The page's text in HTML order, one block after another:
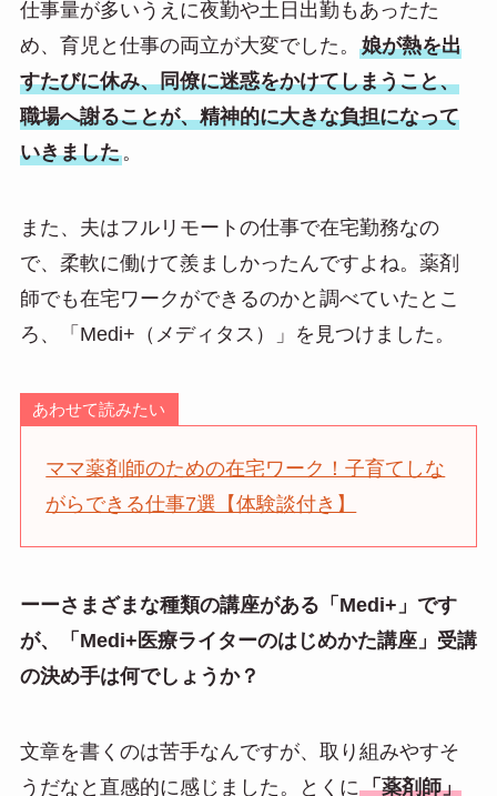
仕事量が多いうえに夜勤や土日出勤もあったた
め、育児と仕事の両立が大変でした。 娘が熱を出
すたびに休み、同僚に迷惑をかけてしまうこと、
職場へ謝ることが、精神的に大きな負担になって
いきました。
また、夫はフルリモートの仕事で在宅勤務なの
で、柔軟に働けて羨ましかったんですよね。薬剤
師でも在宅ワークができるのかと調べていたとこ
ろ、「Medi+（メディタス）」を見つけました。
あわせて読みたい
ママ薬剤師のための在宅ワーク！子育てしな
がらできる仕事7選【体験談付き】
ーーさまざまな種類の講座がある「Medi+」です
が、「Medi+医療ライターのはじめかた講座」受講
の決め手は何でしょうか？
文章を書くのは苦手なんですが、取り組みやすそ
うだなと直感的に感じました。とくに「薬剤師」